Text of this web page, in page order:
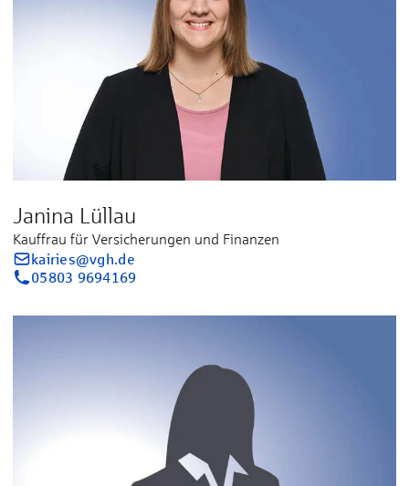
Janina Lüllau
Kauffrau für Versicherungen und Finanzen
kairies@vgh.de
05803 9694169